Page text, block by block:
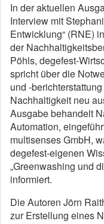
In der aktuellen
Interview mit
Entwicklung“ (RNE)
der
Pöhls, degefest-
spricht über die
und -
Nachhaltigkeit neu
Ausgabe behandelt
Automation,
multisenses GmbH,
degefest-eigenen
„Greenwashing und
informiert.
Die Autoren Jörn
zur Erstellung eines